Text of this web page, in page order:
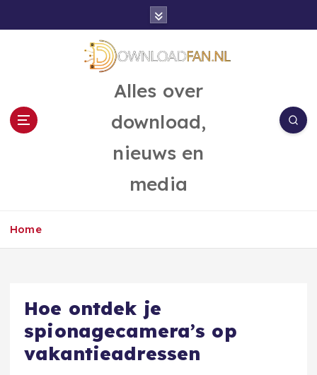
Alles over
download,
nieuws en
media
Home
Hoe ontdek je
spionagecamera’s op
vakantieadressen